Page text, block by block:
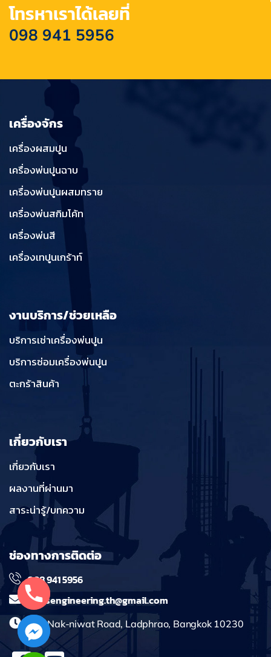
โทรหาเราได้เลยที่
098 941 5956
เครื่องจักร
เครื่องผสมปูน
เครื่องพ่นปูนฉาบ
เครื่องพ่นปูนผสมทราย
เครื่องพ่นสกิมโค้ท
เครื่องพ่นสี
เครื่องเทปูนเกร้าท์
งานบริการ/ช่วยเหลือ
บริการเช่าเครื่องพ่นปูน
บริการซ่อมเครื่องพ่นปูน
ตะกร้าสินค้า
เกี่ยวกับเรา
เกี่ยวกับเรา
ผลงานที่ผ่านมา
สาระน่ารู้/บทความ
ช่องทางการติดต่อ
098 941 5956
massengineering.th@gmail.com
241 Nak-niwat Road, Ladphrao, Bangkok 10230